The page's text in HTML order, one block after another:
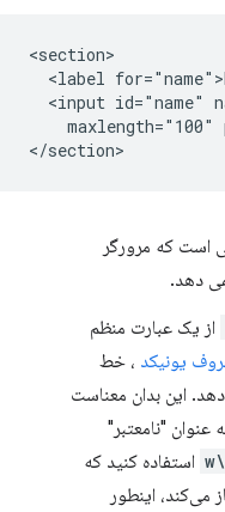
<section>
<label
<input
که مرورگر
عبارت منظم
یونیکد، خط
این بدان معناست
"نامعتبر"
استفاده کنید که
اینطور